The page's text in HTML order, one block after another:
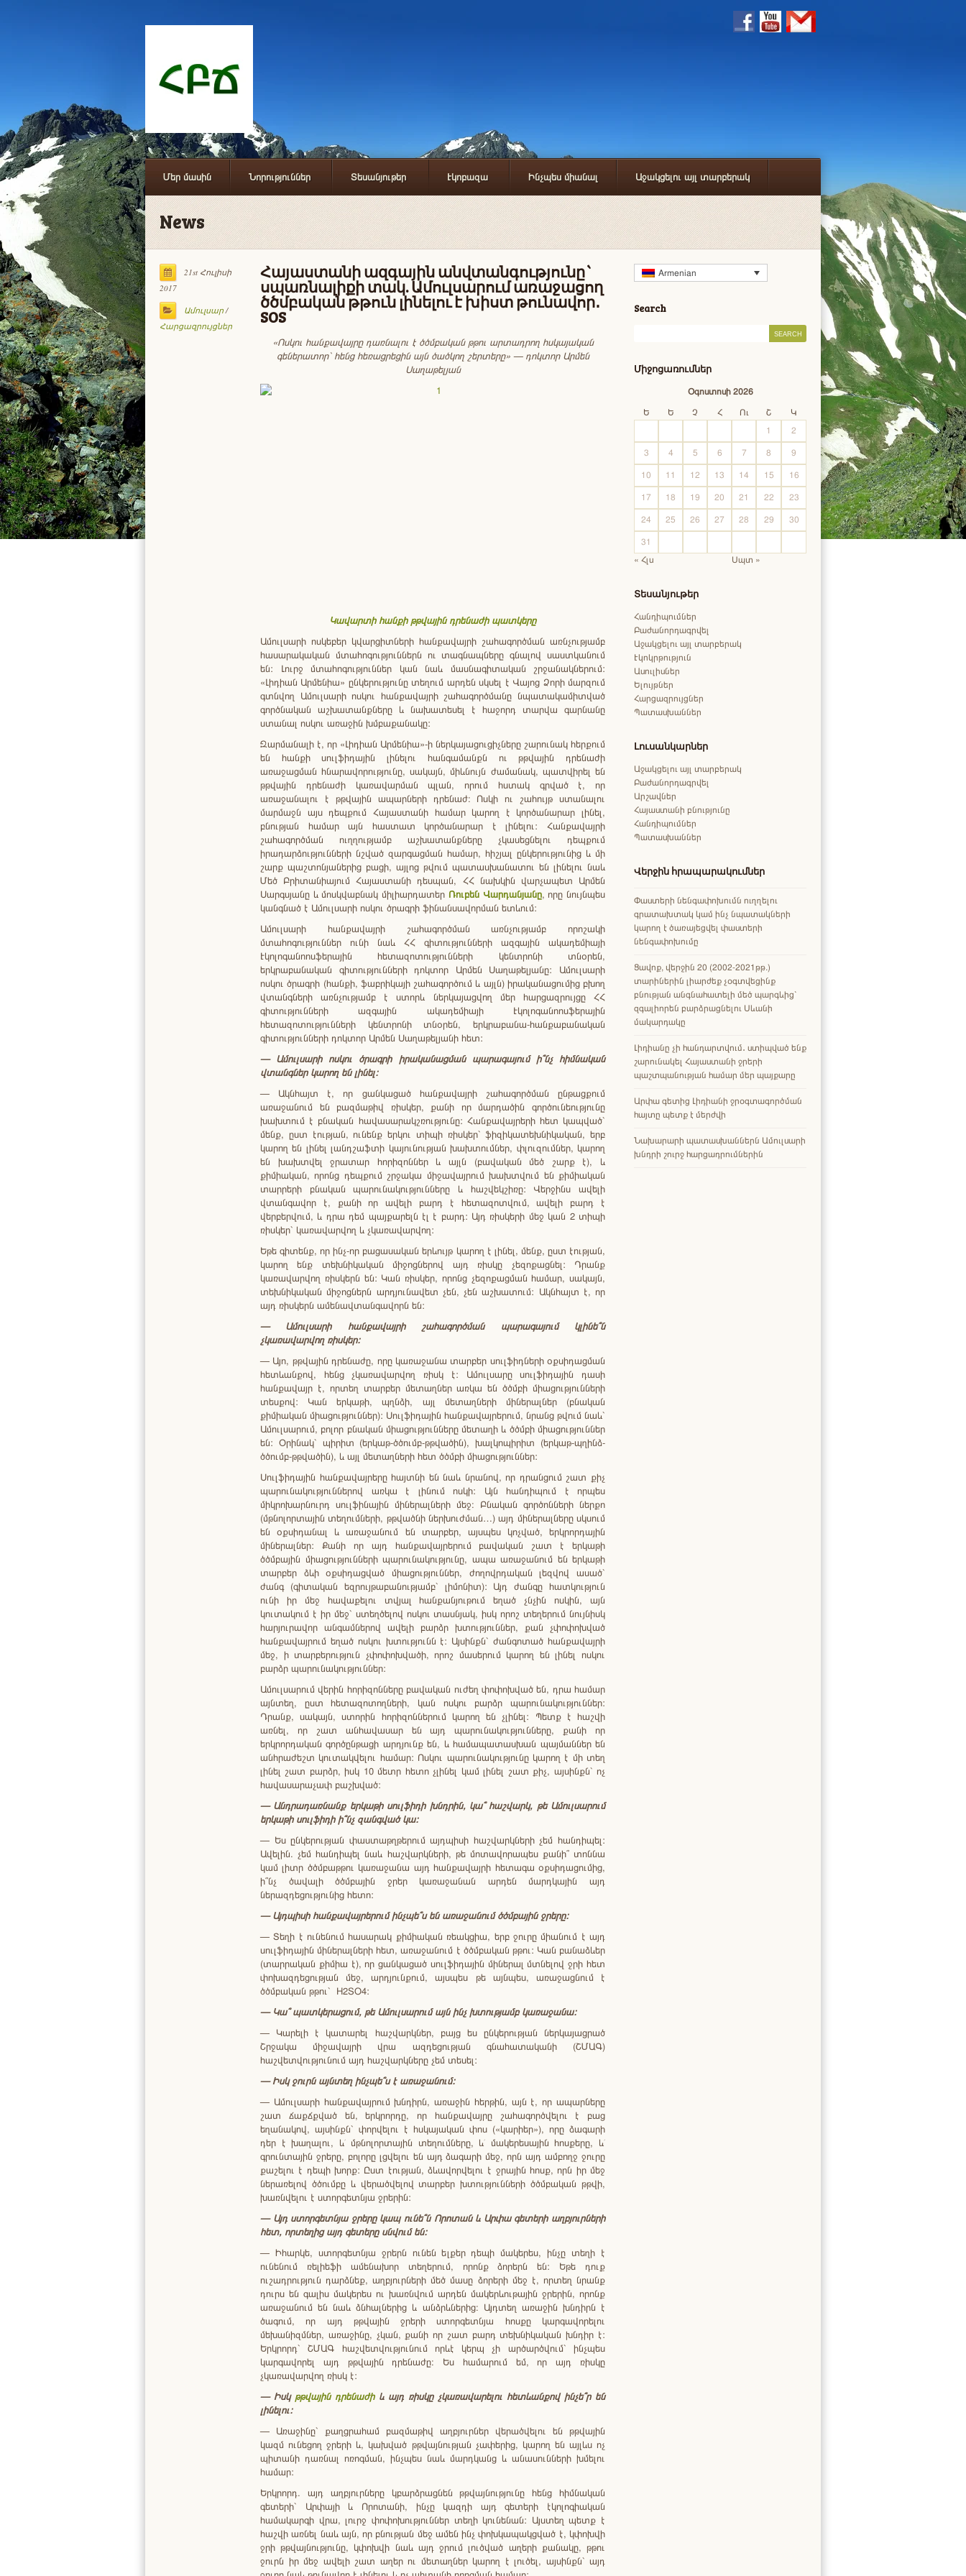
Մեր մասին Նորություններ Տեսանյութեր Էկոբազա Ինչպես միանալ Աջակցելու այլ տարբերակ
News
21st Հուլիսի
2017
Ամուլսար/
Հարցազրույցներ
Հայաստանի ազգային անվտանգությունը`
սպառնալիքի տակ. Ամուլսարում առաջացող
ծծմբական թթուն լինելու է խիստ թունավոր․
SOS
«Ոսկու հանքավայրը դառնալու է ծծմբական թթու արտադրող հսկայական
գեներատոր`հենց հեռացրեցին այն ծածկող շերտերը» — դոկտոր Արմեն
Սաղաթելյան
Կավարտի հանքի թթվային դրենաժի պատկերը
Ամուլսարի ոսկեբեր կվարցիտների հանքավայրի շահագործման առնչությամբ
հասարակական մտահոգություններն ու տագնապները գնալով սաստկանում
են: Լուրջ մտահոգություններ կան նաև մասնագիտական շրջանակներում:
«Լիդիան Արմենիա» ընկերությունը տեղում արդեն սկսել է Վայոց Ձորի մարզում
գտնվող Ամուլսարի ոսկու հանքավայրի շահագործմանը նպատակամիտված
գործնական աշխատանքները և նախատեսել է հաջորդ տարվա գարնանը
ստանալ ոսկու առաջին խմբաքանակը:
Զարմանալի է, որ «Լիդիան Արմենիա»-ի ներկայացուցիչները շարունակ հերքում
են հանքի սուլֆիդային լինելու հանգամանքն ու թթվային դրենաժի
առաջացման հնարավորությունը, սակայն, միևնույն ժամանակ, պատվիրել են
թթվային դրենաժի կառավարման պլան, որում հստակ գրված է, որ
առաջանալու է թթվային ապարների դրենաժ։ Ոսկի ու շահույթ ստանալու
մարմաջն այս դեպքում Հայաստանի համար կարող է կործանարար լինել,
բնության համար այն հաստատ կործանարար է լինելու: Հանքավայրի
շահագործման ուղղությամբ աշխատանքները չկասեցնելու դեպքում
իրադարձությունների նշված զարգացման համար, հիշյալ ընկերությունից և մի
շարք պաշտոնյաներից բացի, այլոց թվում պատասխանատու են լինելու նաև
Մեծ Բրիտանիայում Հայաստանի դեսպան, ՀՀ նախկին վարչապետ Արմեն
Սարգսյանը և մոսկվաբնակ միլիարդատեր Ռուբեն Վարդանյանը, որը նույնպես
կանգնած է Ամուլսարի ոսկու ծրագրի ֆինանսավորման ետևում:
Ամուլսարի հանքավայրի շահագործման առնչությամբ որոշակի
մտահոգություններ ունի նաև ՀՀ գիտությունների ազգային ակադեմիայի
Էկոլոգանոոսֆերային հետազոտությունների կենտրոնի տնօրեն,
երկրաբանական գիտությունների դոկտոր Արմեն Սաղաթելյանը: Ամուլսարի
ոսկու ծրագրի (հանքի, ֆաբրիկայի շահագործում և այլն) իրականացումից բխող
վտանգների առնչությամբ է ստորև ներկայացվող մեր հարցազրույցը ՀՀ
գիտությունների ազգային ակադեմիայի Էկոլոգանոոսֆերային
հետազոտությունների կենտրոնի տնօրեն, երկրաբանա-հանքաբանական
գիտությունների դոկտոր Արմեն Սաղաթելյանի հետ:
— Ամուլսարի ոսկու ծրագրի իրականացման պարագայում ի՞նչ հիմնական
վտանգներ կարող ենլինել:
— Ակնհայտ է, որ ցանկացած հանքավայրի շահագործման ընթացքում
առաջանում են բազմաթիվ ռիսկեր, քանի որ մարդածին գործունեությունը
խախտում է բնական հավասարակշռությունը: Հանքավայրերի հետ կապված`
մենք, ըստ էության, ունենք երկու տիպի ռիսկեր` ֆիզիկատեխնիկական, երբ
կարող են լինել լանդշաֆտի կայունության խախտումներ, փլուզումներ, կարող
են խախտվել ջրատար հորիզոններ և այլն (բավական մեծ շարք է), և
քիմիական, որոնց դեպքում շրջակա միջավայրում խախտվում են քիմիական
տարրերի բնական պարունակությունները և հաշվեկշիռը: Վերջինս ավելի
վտանգավոր է, քանի որ ավելի բարդ է հետազոտվում, ավելի բարդ է
վերբերվում, և դրա դեմ պայքարելն էլ է բարդ: Այդ ռիսկերի մեջ կան 2 տիպի
ռիսկեր` կառավարվող և չկառավարվող:
Եթե գիտենք, որ ինչ-որ բացասական երևույթ կարող է լինել, մենք, ըստ էության,
կարող ենք տեխնիկական միջոցներով այդ ռիսկը չեզոքացնել: Դրանք
կառավարվող ռիսկերն են: Կան ռիսկեր, որոնց չեզոքացման համար, սակայն,
տեխնիկական միջոցներն արդյունավետ չեն, չեն աշխատում: Ակնհայտ է, որ
այդ ռիսկերն ամենավտանգավորն են:
— Ամուլսարի հանքավայրի շահագործման պարագայում
կլինե՞ն
չկառավարվող ռիսկեր:
— Այո, թթվային դրենաժը, որը կառաջանա տարբեր սուլֆիդների օքսիդացման
հետևանքով, հենց չկառավարվող ռիսկ է: Ամուլսարը սուլֆիդային դասի
հանքավայր է, որտեղ տարբեր մետաղներ առկա են ծծմբի միացությունների
տեսքով: Կան երկաթի, պղնձի, այլ մետաղների միներալներ (բնական
քիմիական միացություններ): Սուլֆիդային հանքավայրերում, նրանց թվում նաև`
Ամուլսարում, բոլոր բնական միացությունները մետաղի և ծծմբի միացություններ
են: Օրինակ` պիրիտ (երկաթ-ծծումբ-թթվածին), խալկոպիրիտ (երկաթ-պղինձ-
ծծումբ-թթվածին), և այլ մետաղների հետ ծծմբի միացություններ:
Սուլֆիդային հանքավայրերը հայտնի են նաև նրանով, որ դրանցում շատ քիչ
պարունակություններով առկա է լինում ոսկի: Այն հանդիպում է որպես
միկրոխարնուրդ սուլֆինային միներալների մեջ։ Բնական գործոնների ներքո
(մթնոլորտային տեղումների, թթվածնի ներխուժման…) այդ միներալները սկսում
են օքսիդանալ և առաջանում են տարբեր, այսպես կոչված, երկրորդային
միներալներ: Քանի որ այդ հանքավայրերում բավական շատ է երկաթի
ծծմբային միացությունների պարունակությունը, ապա առաջանում են երկաթի
տարբեր ձևի օքսիդացված միացություններ, ժողովրդական լեզվով ասած`
ժանգ (գիտական եզրույթաբանությամբ` լիմոնիտ): Այդ ժանգը հատկություն
ունի իր մեջ հավաքելու տվյալ հանքանյութում եղած չնչին ոսկին, այն
կուտակում է իր մեջ` ստեղծելով ոսկու տասնյակ, իսկ որոշ տեղերում նույնիսկ
հարյուրավոր անգամներով ավելի բարձր խտություններ, քան չփոփոխված
հանքավայրում եղած ոսկու խտությունն է: Այսինքն` ժանգոտած հանքավայրի
մեջ, ի տարբերություն չփոփոխվածի, որոշ մասերում կարող են լինել ոսկու
բարձր պարունակություններ:
Ամուլսարում վերին հորիզոնները բավական ուժեղ փոփոխված են, դրա համար
այնտեղ, ըստ հետազոտողների, կան ոսկու բարձր պարունակություններ:
Դրանք, սակայն, ստորին հորիզոններում կարող են չլինել: Պետք է հաշվի
առնել, որ շատ անհավասար են այդ պարունակությունները, քանի որ
երկրորդական գործընթացի արդյունք են, և համապատասխան պայմաններ են
անհրաժեշտ կուտակվելու համար: Ոսկու պարունակությունը կարող է մի տեղ
լինել շատ բարձր, իսկ 10 մետր հետո չլինել կամ լինել շատ քիչ, այսինքն` ոչ
հավասարաչափ բաշխված:
—Անդրադառնանք երկաթի սուլֆիդի խնդրին, կա՞ հաշվարկ, թե Ամուլսարում
երկաթի սուլֆիդիի՞նչ զանգված կա:
— Ես ընկերության փաստաթղթերում այդպիսի հաշվարկների չեմ հանդիպել:
Ավելին. չեմ հանդիպել նաև հաշվարկների, թե մոտավորապես քանի՞ տոննա
կամ լիտր ծծմբաթթու կառաջանա այդ հանքավայրի հետագա օքսիդացումից,
ի՞նչ ծավալի ծծմբային ջրեր կառաջանան արդեն մարդկային այդ
ներազդեցությունից հետո:
—Այդպիսի հանքավայրերումինչպե՞ս են առաջանում ծծմբային ջրերը:
— Տեղի է ունենում հասարակ քիմիական ռեակցիա, երբ ջուրը միանում է այդ
սուլֆիդային միներալների հետ, առաջանում է ծծմբական թթու: Կան բանաձևեր
(տարրական քիմիա է), որ ցանկացած սուլֆիդային միներալ մտնելով ջրի հետ
փոխազդեցության մեջ, արդյունքում, այսպես թե այնպես, առաջացնում է
ծծմբական թթու` H2SO4:
—Կա՞ պատկերացում,թե Ամուլսարում այնինչխտությամբ կառաջանա:
— Կարելի է կատարել հաշվարկներ, բայց ես ընկերության ներկայացրած
Շրջակա միջավայրի վրա ազդեցության գնահատականի (ՇՄԱԳ)
հաշվետվությունում այդ հաշվարկները չեմ տեսել:
—Իսկ ջուրն այնտեղինչպե՞ս է առաջանում:
— Ամուլսարի հանքավայրում խնդիրն, առաջին հերթին, այն է, որ ապարները
շատ ճաքճքված են, երկրորդը, որ հանքավայրը շահագործվելու է բաց
եղանակով, այսինքն` փորվելու է հսկայական փոս («կարիեր»), որը ձագարի
դեր է խաղալու, և՛ մթնոլորտային տեղումները, և՛ մակերեսային հոսքերը, և՛
գրունտային ջրերը, բոլորը լցվելու են այդ ձագարի մեջ, որն այդ ամբողջ ջուրը
քաշելու է դեպի խորք: Ըստ էության, ձևավորվելու է ջրային հոսք, որն իր մեջ
ներառելով ծծումբը և վերածվելով տարբեր խտությունների ծծմբական թթվի,
խառնվելու է ստորգետնյա ջրերին:
—Այդ ստորգետնյա ջրերը կապ ունե՞ն Որոտան և Արփա գետերի աղբյուրների
հետ, որտեղից այդ գետերը սնվում են:
— Իհարկե, ստորգետնյա ջրերն ունեն ելքեր դեպի մակերես, ինչը տեղի է
ունենում ռելիեֆի ամենախոր տեղերում, որոնք ձորերն են: Եթե դուք
ուշադրություն դարձնեք, աղբյուրների մեծ մասը ձորերի մեջ է, որտեղ նրանք
դուրս են գալիս մակերես ու խառնվում արդեն մակերևութային ջրերին, որոնք
առաջանում են նաև ձնհալներից և անձրևներից։ Այդտեղ առաջին խնդիրն է
ծագում, որ այդ թթվային ջրերի ստորգետնյա հոսքը կարգավորելու
մեխանիզմներ, առաջինը, չկան, քանի որ շատ բարդ տեխնիկական խնդիր է:
Երկրորդ` ՇՄԱԳ հաշվետվությունում որևէ կերպ չի արծարծվում` ինչպես
կարգավորել այդ թթվային դրենաժը։ Ես համարում եմ, որ այդ ռիսկը
չկառավարվող ռիսկ է:
—Իսկ թթվային դրենաժի և այդ ռիսկը չկառավարելու հետևանքով ինչե՞ր են
լինելու:
— Առաջինը` քաղցրահամ բազմաթիվ աղբյուրներ վերածվելու են թթվային
կազմ ունեցող ջրերի և, կախված թթվայնության չափերից, կարող են այլևս ոչ
պիտանի դառնալ ոռոգման, ինչպես նաև մարդկանց և անասունների խմելու
համար:
Երկրորդ. այդ աղբյուրները կբարձրացնեն թթվայնությունը հենց հիմնական
գետերի` Արփայի և Որոտանի, ինչը կազդի այդ գետերի էկոլոգիական
համակարգի վրա, լուրջ փոփոխություններ տեղի կունենան: Այստեղ պետք է
հաշվի առնել նաև այն, որ բնության մեջ ամեն ինչ փոխկապակցված է, կփոխվի
ջրի թթվայնությունը, կփոխվի նաև այդ ջրում լուծված աղերի քանակը, թթու
ջուրն իր մեջ ավելի շատ աղեր ու մետաղներ կարող է լուծել, այսինքն` այդ
Armenian
Search
Միջոցառումներ
Օգոստոսի 2026
Ե
Ե Չ Հ Ու Շ
Կ
1
2
3
4 5 6 7 8
9
10
11 12 13 14 15
16
17
18 19 20 21 22
23
24
25 26 27 28 29
30
31
« Հլս
Սպտ »
Տեսանյութեր
Հանդիպումներ
Բաժանորդագրվել
Աջակցելու այլ տարբերակ
Էկոկրթություն
Ասուլիսներ
Ելույթներ
Հարցազրույցներ
Պատասխաններ
Լուսանկարներ
Աջակցելու այլ տարբերակ
Բաժանորդագրվել
Արշավներ
Հայաստանի բնությունը
Հանդիպումներ
Պատասխաններ
Վերջին հրապարակումներ
Փաստերի նենգափոխումն ուղղելու
գրատախտակ կամ ինչ նպատակների
կարող է ծառայեցվել փաստերի
նենգափոխումը
Ցավոք, վերջին 20 (2002-2021թթ.)
տարիներին լիարժեք չօգտվեցինք
բնության անգնահատելի մեծ պարգևից՝
զգալիորեն բարձրացնելու Սևանի
մակարդակը
Լիդիանը չի հանդարտվում․ ստիպված ենք
շարունակել Հայաստանի ջրերի
պաշտպանության համար մեր պայքարը
Արփա գետից Լիդիանի ջրօգտագործման
հայտը պետք է մերժվի
Նախարարի պատասխաններն Ամուլսարի
խնդրի շուրջ հարցադրումներին